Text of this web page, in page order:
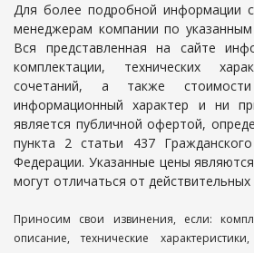
Для более подробной информации
менеджерам компании по
Вся представленная на сайте
комплектации, технических
сочетаний, а также
информационный характер и ни
является публичной офертой,
пункта 2 статьи 437
Федерации. Указанные цены
могут отличаться от действительных
Приносим свои извинения, если:
описание, технические